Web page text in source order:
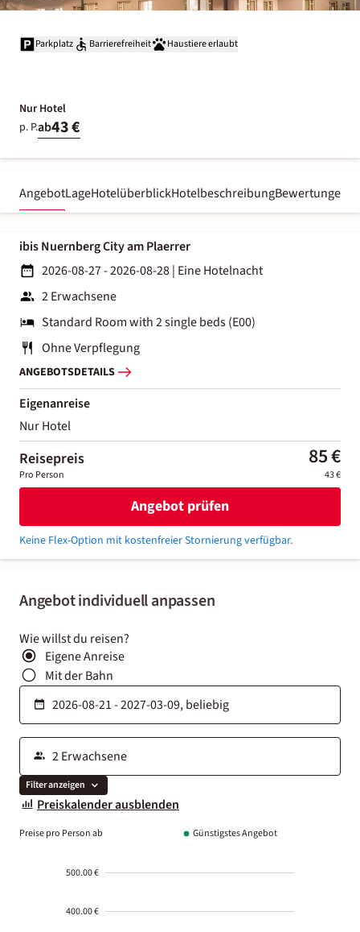
Parkplatz Barrierefreiheit Haustiere erlaubt
Nur Hotel
p. P.ab43 €
AngebotLageHotelüberblickHotelbeschreibungBewertungen
Angebot individuell anpassen
Wie willst du reisen?
Eigene Anreise
Mit der Bahn
Filter anzeigen
Preiskalender ausblenden
Preise pro Person ab Günstigstes Angebot
500.00 €
400.00 €
ibis Nuernberg City am Plaerrer
2026-08-27 - 2026-08-28| Eine Hotelnacht
2 Erwachsene
Standard Room with 2 single beds (E00)
Ohne Verpflegung
ANGEBOTSDETAILS
Eigenanreise
Nur Hotel
Reisepreis 85 €
Pro Person 43 €
Angebot prüfen
Keine Flex-Option mit kostenfreier Stornierung verfügbar.